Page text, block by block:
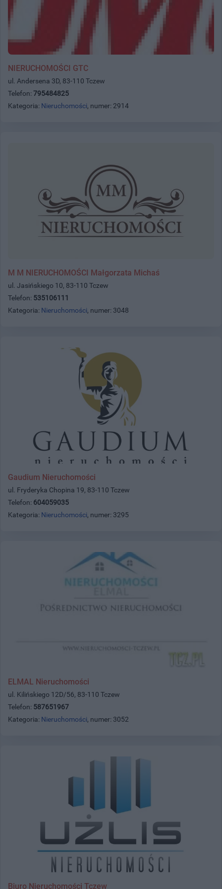
NIERUCHOMOŚCI GTC
ul. Andersena 3D, 83-110 Tczew
Telefon: 795484825
Kategoria: Nieruchomości, numer: 2914
M M NIERUCHOMOŚCI Małgorzata Michaś
ul. Jasińskiego 10, 83-110 Tczew
Telefon: 535106111
Kategoria: Nieruchomości, numer: 3048
Gaudium Nieruchomości
ul. Fryderyka Chopina 19, 83-110 Tczew
Telefon: 604059035
Kategoria: Nieruchomości, numer: 3295
ELMAL Nieruchomości
ul. Kilińskiego 12D/56, 83-110 Tczew
Telefon: 587651967
Kategoria: Nieruchomości, numer: 3052
Biuro Nieruchomości Tczew